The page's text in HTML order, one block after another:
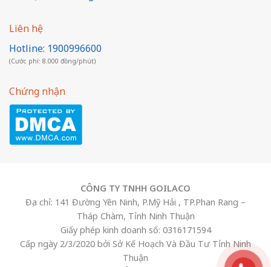
Liên hệ
Hotline: 1900996600
(Cước phí: 8.000 đồng/phút)
Chứng nhận
CÔNG TY TNHH GOILACO
Địa chỉ: 141 Đường Yên Ninh, P.Mỹ Hải , TP.Phan Rang –
Tháp Chàm, Tỉnh Ninh Thuận
Giấy phép kinh doanh số: 0316171594
Cấp ngày 2/3/2020 bởi Sở Kế Hoạch Và Đầu Tư Tỉnh Ninh
Thuận